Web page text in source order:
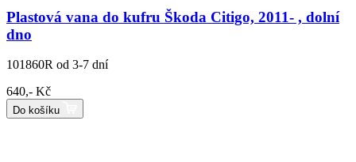
Plastová vana do kufru Škoda Citigo, 2011- , dolní
dno
101860R od 3-7 dní
640,- Kč
Do košíku